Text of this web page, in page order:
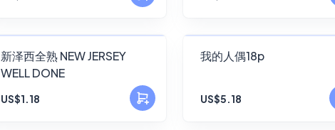
FANSKY
No Preview
新泽西全熟 NEW JERSEY
WELL DONE
US$1.18
FANSKY
我的人偶18p
US$5.18